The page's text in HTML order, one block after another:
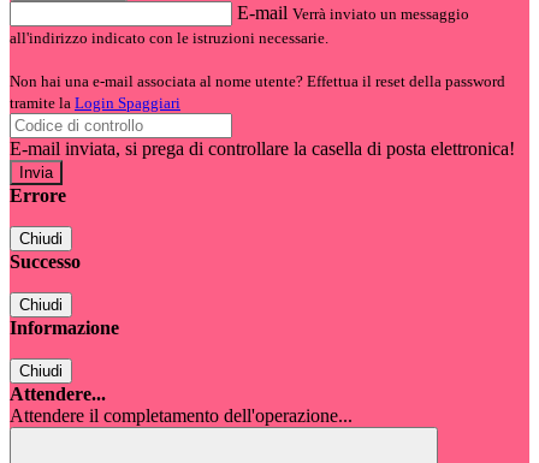
E-mail Verrà inviato un messaggio
all'indirizzo indicato con le istruzioni necessarie.
Non hai una e-mail associata al nome utente? Effettua il reset della password
tramite la Login Spaggiari
E-mail inviata, si prega di controllare la casella di posta elettronica!
Errore
Chiudi
Successo
Chiudi
Informazione
Chiudi
Attendere...
Attendere il completamento dell'operazione...